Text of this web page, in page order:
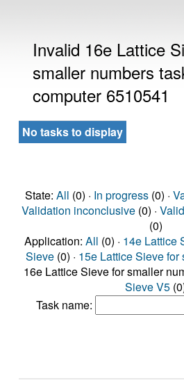
Invalid 16e Lattice
smaller numbers
computer 6510541
No tasks to display
State: All (0) · In progress(0) ·
Validation inconclusive(0) · Valid
(0)
Application: All (0) · 14e Lattice
Sieve (0) · 15e Lattice Sieve
16e Lattice Sieve for smaller
Sieve V5
Task name: